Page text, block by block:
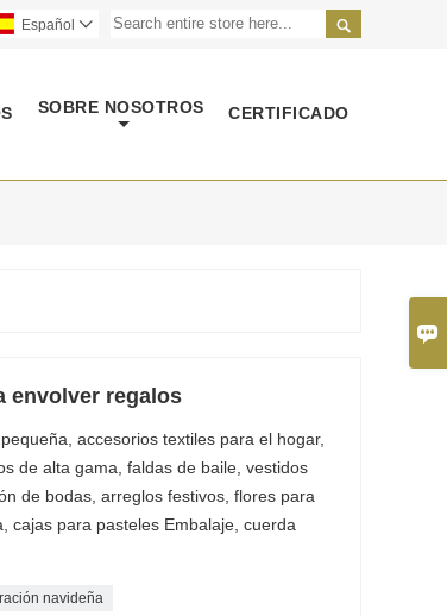


Español 
SOBRE NOSOTROS CERTIFICADO
envolver regalos
accesorios textiles para el hogar,
de alta gama, faldas de baile, vestidos
de bodas, arreglos festivos, flores para
cajas para pasteles Embalaje, cuerda
navideña